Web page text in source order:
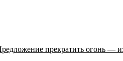
прекратить огонь —